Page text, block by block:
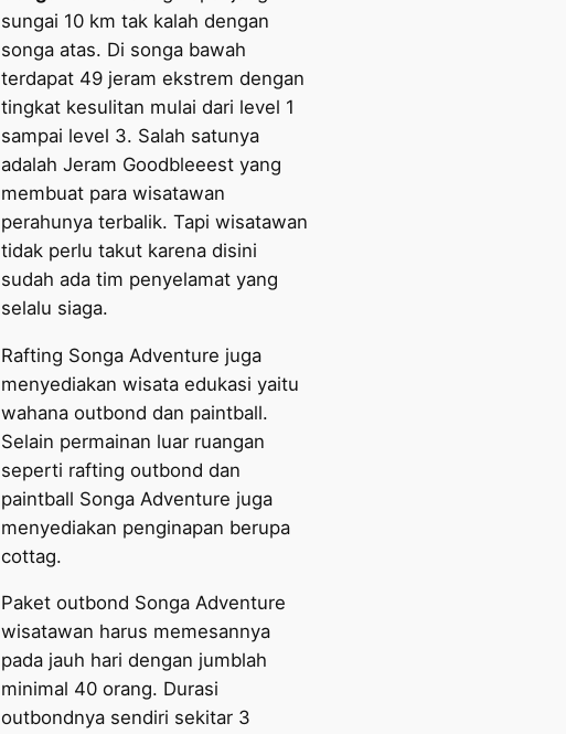
sungai 10 km tak kalah dengan
songa atas. Di songa bawah
terdapat 49 jeram ekstrem dengan
tingkat kesulitan mulai dari level 1
sampai level 3. Salah satunya
adalah Jeram Goodbleeest yang
membuat para wisatawan
perahunya terbalik. Tapi wisatawan
tidak perlu takut karena disini
sudah ada tim penyelamat yang
selalu siaga.
Rafting Songa Adventure juga
menyediakan wisata edukasi yaitu
wahana outbond dan paintball.
Selain permainan luar ruangan
seperti rafting outbond dan
paintball Songa Adventure juga
menyediakan penginapan berupa
cottag.
Paket outbond Songa Adventure
wisatawan harus memesannya
pada jauh hari dengan jumblah
minimal 40 orang. Durasi
outbondnya sendiri sekitar 3